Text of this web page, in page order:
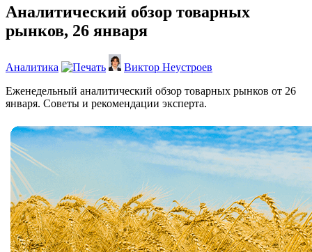
Аналитический обзор товарных
рынков, 26 января
Аналитика
Виктор Неустроев
Еженедельный аналитический обзор товарных рынков от 26
января. Советы и рекомендации эксперта.